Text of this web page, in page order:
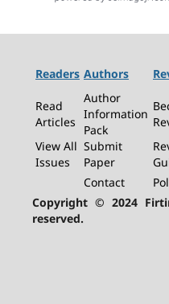
Readers Authors
Read
Articles
Author
Information
Pack
View All
Issues
Submit
Paper
Contact
Copyright © 2024
reserved.